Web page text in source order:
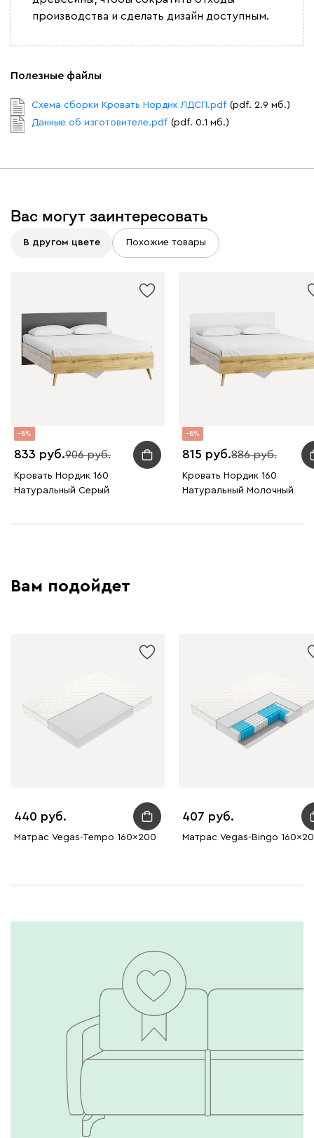
производства и сделать дизайн доступным.
Полезные файлы
Схема сборки Кровать Нордик ЛДСП.pdf (pdf. 2.9 мб.)
Данные об изготовителе.pdf (pdf. 0.1 мб.)
Вас могут заинтересовать
В другом цвете Похожие товары
8
833 906
Кровать Нордик 160
Натуральный Серый
8
815 886
Кровать Нордик 160
Натуральный Молочный
Вам подойдет
440
Матрас Vegas-Tempo 160x200
407
Матрас Vegas-Bingo